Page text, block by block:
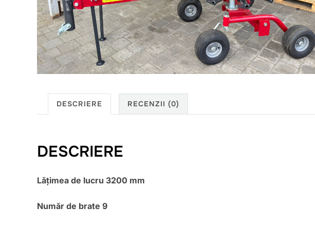
DESCRIERE RECENZII (0)
DESCRIERE
Lățimea de lucru 3200 mm
Număr de brate 9